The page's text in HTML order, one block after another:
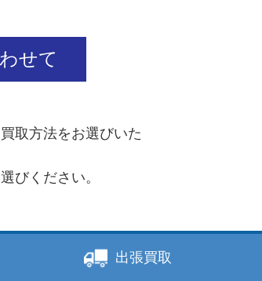
せて
取方法をお選びいた
びください。
出張買取